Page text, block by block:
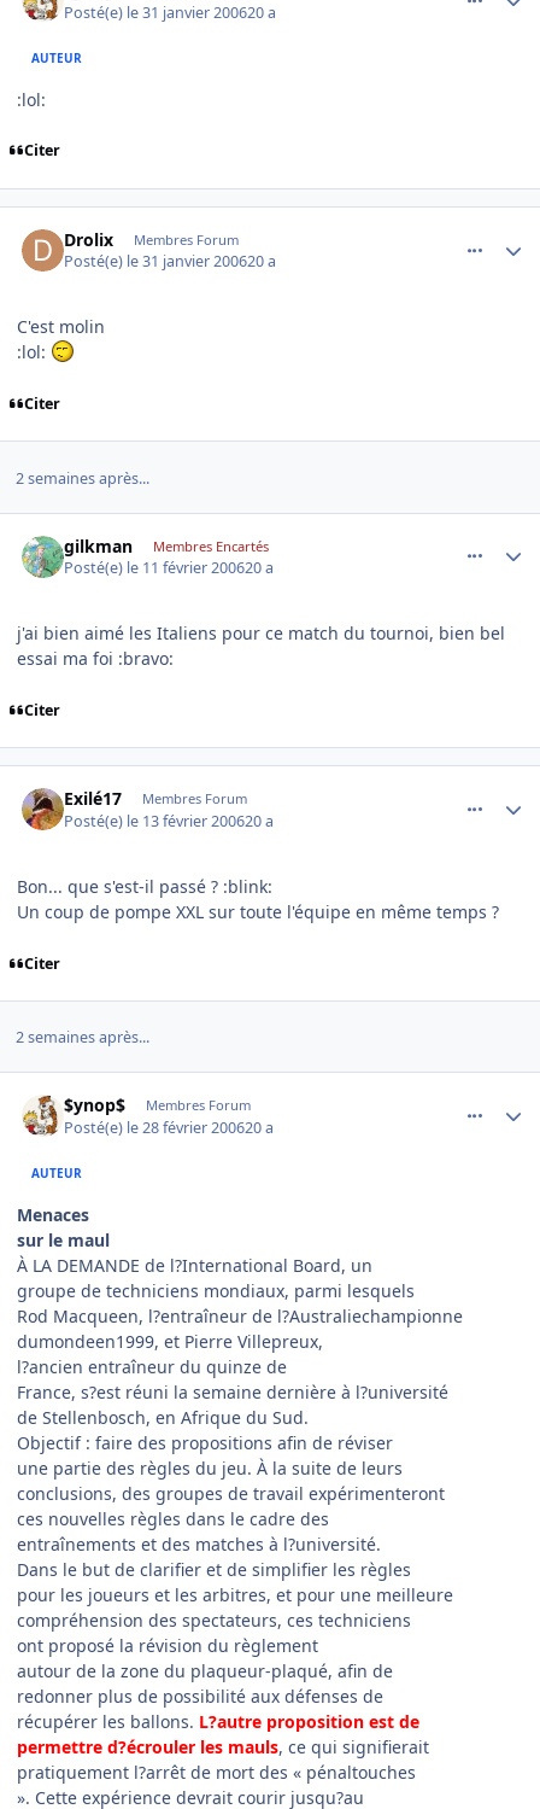
Posté(e) le 31 janvier 200620 a
AUTEUR
:lol:
Citer
Drolix Membres Forum
Posté(e) le 31 janvier 200620 a
C'est molin
:lol:
Citer
2 semaines après...
gilkman Membres Encartés
Posté(e) le 11 février 200620 a
j'ai bien aimé les Italiens pour ce match du tournoi, bien bel
essai ma foi :bravo:
Citer
Exilé17 Membres Forum
Posté(e) le 13 février 200620 a
Bon... que s'est-il passé ? :blink:
Un coup de pompe XXL sur toute l'équipe en même temps ?
Citer
2 semaines après...
$ynop$ Membres Forum
Posté(e) le 28 février 200620 a
AUTEUR
Menaces
sur le maul
À LA DEMANDE de l?International Board, un
groupe de techniciens mondiaux, parmi lesquels
Rod Macqueen, l?entraîneur de l?Australiechampionne
dumondeen1999, et Pierre Villepreux,
l?ancien entraîneur du quinze de
France, s?est réuni la semaine dernière à l?université
de Stellenbosch, en Afrique du Sud.
Objectif : faire des propositions afin de réviser
une partie des règles du jeu. À la suite de leurs
conclusions, des groupes de travail expérimenteront
ces nouvelles règles dans le cadre des
entraînements et des matches à l?université.
Dans le but de clarifier et de simplifier les règles
pour les joueurs et les arbitres, et pour une meilleure
compréhension des spectateurs, ces techniciens
ont proposé la révision du règlement
autour de la zone du plaqueur-plaqué, afin de
redonner plus de possibilité aux défenses de
récupérer les ballons. L?autre proposition est de
permettre d?écrouler les mauls, ce qui signifierait
pratiquement l?arrêt de mort des « pénaltouches
». Cette expérience devrait courir jusqu?au